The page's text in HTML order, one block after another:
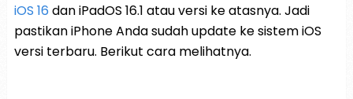
iOS 16 dan iPadOS 16.1 atau versi ke atasnya. Jadi
pastikan iPhone Anda sudah update ke sistem iOS
versi terbaru. Berikut cara melihatnya.